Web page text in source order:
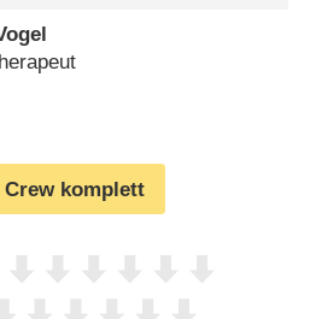
Crew komplett